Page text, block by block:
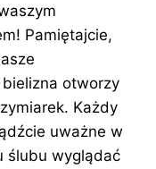
Pamiętajcie,
otworzy
Każdy
uważne w
ślubu wyglądać